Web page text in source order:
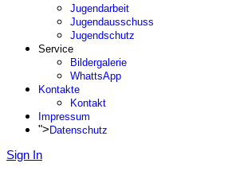
Jugendarbeit
Jugendausschuss
Jugendschutz
Service
Bildergalerie
WhattsApp
Kontakte
Kontakt
Impressum
"> Datenschutz
Sign In